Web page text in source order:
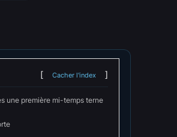
Cacher l'index
une première mi-temps terne